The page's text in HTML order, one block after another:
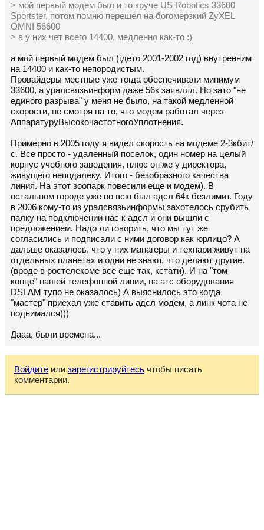
> мой первый модем был и то круче US Robotics 33600
Sportster, потом помню перешел на богомерзкий ZyXEL
OMNI 56600
> а у них чет всего 14400, медленно как-то :)
а мой первый модем был (гдето 2001-2002 год) внутренним
на 14400 и как-то непородистым.
Провайдеры местные уже тогда обеспечивали минимум
33600, а уралсвязьинформ даже 56к заявлял. Но зато "не
единого разрыва" у меня не было, на такой медленной
скорости, не смотря на то, что модем работал через
АппаратуруВысокочастотногоУплотнения.
Примерно в 2005 году я видел скорость на модеме 2-3кбит/
с. Все просто - удаленный поселок, один номер на целый
корпус учебного заведения, плюс он же у директора,
живущего неподалеку. Итого - безобразного качества
линия. На этот зоопарк повесили еще и модем). В
остальном городе уже во всю был адсл 64к безлимит. Году
в 2006 кому-то из уралсвязьинформы захотелось срубить
палку на подключении нас к адсл и они вышли с
предложением. Надо ли говорить, что мы тут же
согласились и подписали с ними договор как юрлицо? А
дальше оказалось, что у них манагеры и технари живут на
отдельных планетах и одни не знают, что делают другие.
(вроде в ростелекоме все еще так, кстати). И на "том
конце" нашей телефонной линии, на атс оборудования
DSLAM тупо не оказалось) А выяснилось это когда
"мастер" приехал уже ставить адсл модем, а линк чота не
поднимался)))
Дааа, были времена...
Войдите или зарегистрируйтесь чтобы писать
комментарии.